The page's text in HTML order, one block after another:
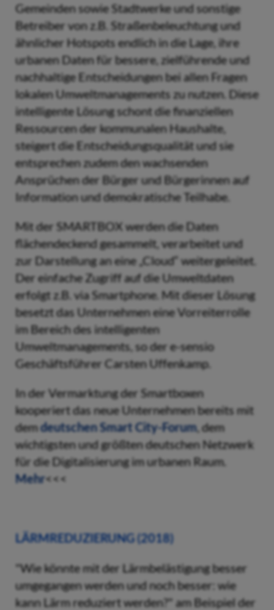
Gemeinden sowie Stadtwerke und sonstige
Betreiber von z.B. Straßenbeleuchtung und
ähnlicher Hotspots endlich in die Lage, ihre
urbanen Daten für bessere, zielführende und
nachhaltige Entscheidungen bei allen Fragen
lokalen Umweltmanagements zu nutzen. Diese
intelligente Lösung schont die finanziellen
Ressourcen der kommunalen Haushalte,
steigert die Entscheidungsqualität und sie
entsprechen zudem den wachsenden
Ansprüchen der Bürger und Bürgerinnen auf
Information und demokratische Teilhabe.
Mit der SMARTBOX werden die Daten
flächendeckend gesammelt, verarbeitet und
zur Darstellung an eine „Cloud“ weitergeleitet.
Der einfache Zugriff auf die Umweltdaten
erfolgt z.B. via Smartphone. Mit dieser Lösung
besetzt das Unternehmen eine Vorreiterrolle
im Bereich des intelligenten
Umweltmanagements, so der e-sensio
Geschäftsführer Carsten Uffenkamp.
In der Vermarktung der Smartboxen
kooperiert das neue Unternehmen bereits mit
demdeutschen Smart City-Forum, dem
wichtigsten und größten deutschen Netzwerk
für die Digitalisierung im urbanen Raum.
Mehr<<<
LÄRMREDUZIERUNG (2018)
"Wie könnte mit der Lärmbelästigung besser
umgegangen werden und noch besser: wie
kann Lärm reduziert werden?" am Beispiel der